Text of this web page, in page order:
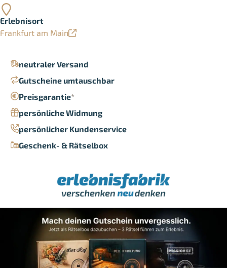
neutraler Versand
Gutscheine umtauschbar
Preisgarantie*
persönliche Widmung
persönlicher Kundenservice
Geschenk- & Rätselbox
Erlebnisort
Frankfurt am Main